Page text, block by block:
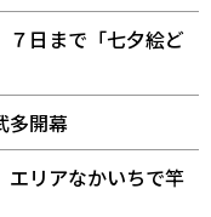
日まで「七夕絵ど
多開幕
リアなかいちで竿